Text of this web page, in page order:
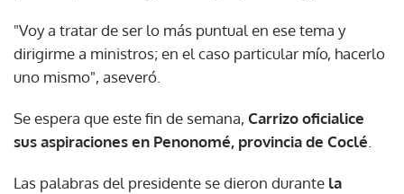
"Voy a tratar de ser lo más puntual en ese tema y
dirigirme a ministros; en el caso particular mío, hacerlo
uno mismo", aseveró.
Se espera que este fin de semana, Carrizo oficialice
sus aspiraciones en Penonomé, provincia de Coclé.
Las palabras del presidente se dieron durante la